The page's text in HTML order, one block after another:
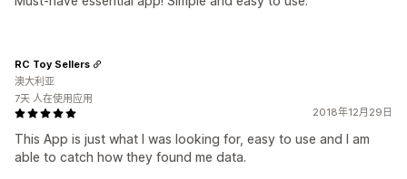
2018年12月29日
This App is just what I was looking for, easy to use and I am
able to catch how they found me data.
RC Toy Sellers
澳大利亚
7天 人在使用应用